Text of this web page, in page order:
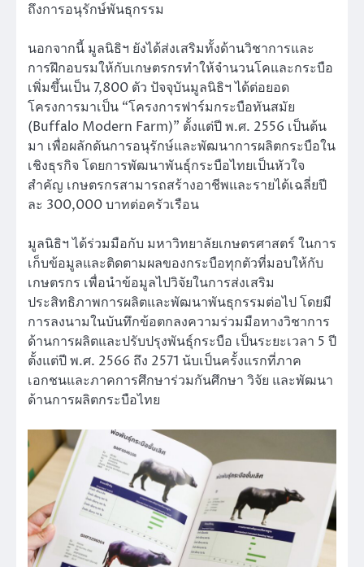
ถึงการอนุรักษ์พันธุกรรม
นอกจากนี้ มูลนิธิฯ ยังได้ส่งเสริมทั้งด้านวิชาการและ
การฝึกอบรมให้กับเกษตรกรทำให้จำนวนโคและกระบือ
เพิ่มขึ้นเป็น 7,800 ตัว ปัจจุบันมูลนิธิฯ ได้ต่อยอด
โครงการมาเป็น “โครงการฟาร์มกระบือทันสมัย
(Buffalo Modern Farm)” ตั้งแต่ปี พ.ศ. 2556 เป็นต้น
มา เพื่อผลักดันการอนุรักษ์และพัฒนาการผลิตกระบือใน
เชิงธุรกิจ โดยการพัฒนาพันธุ์กระบือไทยเป็นหัวใจ
สำคัญ เกษตรกรสามารถสร้างอาชีพและรายได้เฉลี่ยปี
ละ 300,000 บาทต่อครัวเรือน
มูลนิธิฯ ได้ร่วมมือกับ มหาวิทยาลัยเกษตรศาสตร์ ในการ
เก็บข้อมูลและติดตามผลของกระบือทุกตัวที่มอบให้กับ
เกษตรกร เพื่อนำข้อมูลไปวิจัยในการส่งเสริม
ประสิทธิภาพการผลิตและพัฒนาพันธุกรรมต่อไป โดยมี
การลงนามในบันทึกข้อตกลงความร่วมมือทางวิชาการ
ด้านการผลิตและปรับปรุงพันธุ์กระบือ เป็นระยะเวลา 5 ปี
ตั้งแต่ปี พ.ศ. 2566 ถึง 2571 นับเป็นครั้งแรกที่ภาค
เอกชนและภาคการศึกษาร่วมกันศึกษา วิจัย และพัฒนา
ด้านการผลิตกระบือไทย